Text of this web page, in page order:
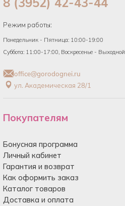
Режим работы:
Понедельник - Пятница: 10:00-19:00
Суббота: 11:00-17:00, Воскресенье - Выходной
office@gorodognei.ru
ул. Академическая 28/1
Покупателям
Бонусная программа
Личный кабинет
Гарантия и возврат
Как оформить заказ
Каталог товаров
Доставка и оплата